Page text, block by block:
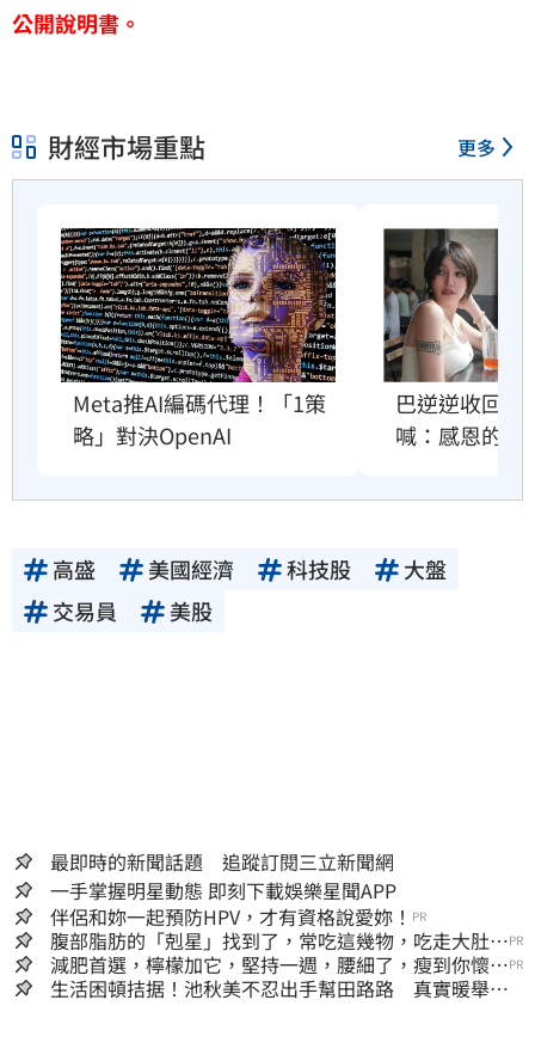
公開說明書。
財經市場重點 更多
Meta推AI編碼代理！「1策
略」對決OpenAI
巴逆逆收回南
喊：感恩的心
高盛 美國經濟 科技股
大盤
交易員
美股
最即時的新聞話題 追蹤訂閱三立新聞網
一手掌握明星動態 即刻下載娛樂星聞APP
伴侶和妳一起預防HPV，才有資格說愛妳！ PR
腹部脂肪的「剋星」找到了，常吃這幾物，吃走大肚
囊，瘦出小蠻腰
PR
減肥首選，檸檬加它，堅持一週，腰細了，瘦到你懷疑
人生
PR
生活困頓拮据！池秋美不忍出手幫田路路 真實暖舉曝